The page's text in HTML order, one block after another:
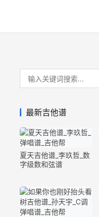
最新吉他谱
夏天吉他谱_李玖哲_数
字级数和弦谱